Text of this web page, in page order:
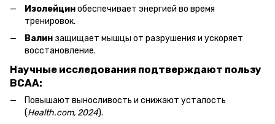
Изолейцинобеспечивает энергией во время
тренировок.
Валин защищает мышцы от разрушения и ускоряет
восстановление.
Научные исследования подтверждают пользу
BCAA:
Повышают выносливость и снижают усталость
(Health.com, 2024).